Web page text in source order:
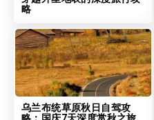
略
乌兰布统草原秋日自驾攻